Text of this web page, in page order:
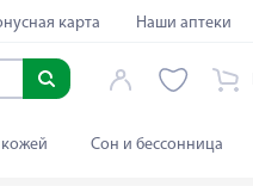
карта Наши аптеки
кожей Сон и бессонница